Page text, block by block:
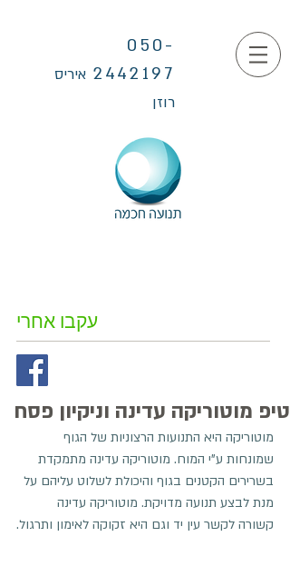
050-
2442197 איריס
רוזן
עקבו אחרי
טיפ מוטוריקה עדינה וניקיון פסח
מוטוריקה היא התנועות הרצוניות של הגוף
שמונחות ע"י המוח. מוטוריקה עדינה מתמקדת
בשרירים הקטנים בגוף והיכולת לשלוט עליהם על
מנת לבצע תנועה מדויקת. מוטוריקה עדינה
קשורה לקשר עין יד וגם היא זקוקה לאימון ותרגול.